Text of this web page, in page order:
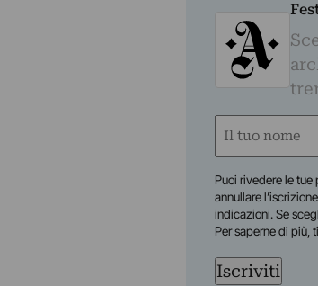
Nome
Puoi rivedere le
annullare
indicazioni. Se
Per saperne di più,
Iscriviti